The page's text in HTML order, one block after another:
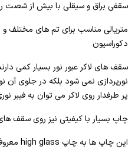
سقفی براق و سیقلی با بیش از شصت
متریالی مناسب برای تم های مختلف
دکوراسیون
سقف های لاکر عبور نور بسیار کمی
نورپردازی نمی شود بلکه در جلوی آن
پر طرفدار روی لاکر می توان به فیبر
چاپ بسیار با کیفیتی نیز روی سقف
این چاپ ها به چاپ high glass معروف است.